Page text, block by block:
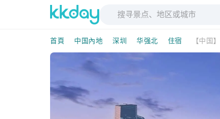
首頁 中国內地 深圳 华强北 住宿